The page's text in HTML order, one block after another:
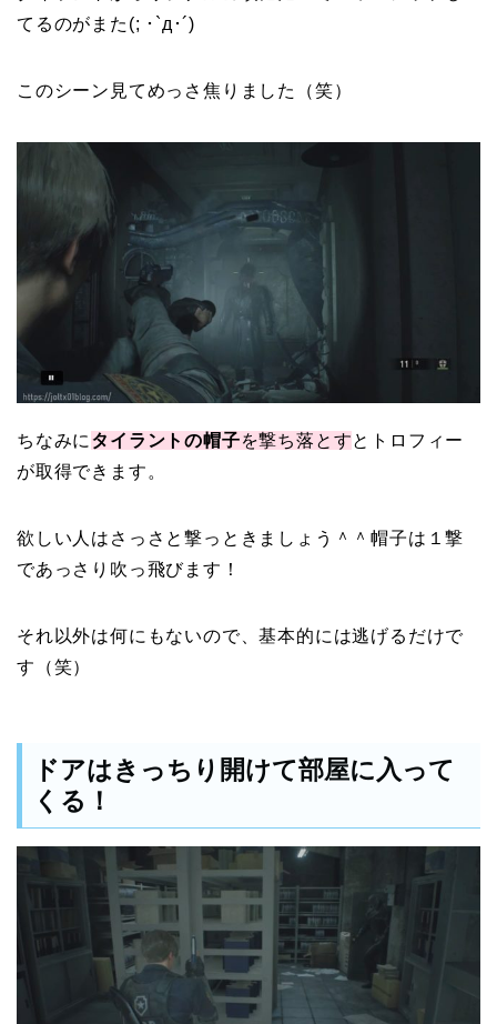
てるのがまた(; ･`д･´)
このシーン見てめっさ焦りました（笑）
ちなみに タイラントの帽子を撃ち落とすとトロフィー
が取得できます。
欲しい人はさっさと撃っときましょう＾＾帽子は１撃
であっさり吹っ飛びます！
それ以外は何にもないので、基本的には逃げるだけで
す（笑）
ドアはきっちり開けて部屋に入って
くる！